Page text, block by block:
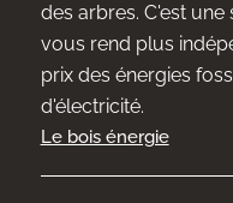
des arbres. C'est
vous rend plus
prix des énergies
d'électricité.
Le bois énergie